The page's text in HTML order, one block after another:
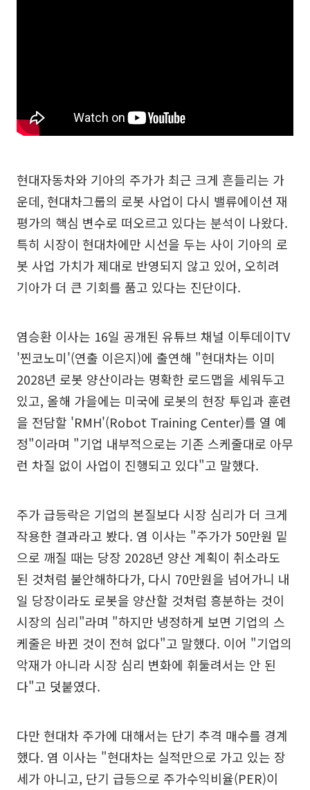
현대자동차와 기아의 주가가 최근 크게 흔들리는 가
운데, 현대차그룹의 로봇 사업이 다시 밸류에이션 재
평가의 핵심 변수로 떠오르고 있다는 분석이 나왔다.
특히 시장이 현대차에만 시선을 두는 사이 기아의 로
봇 사업 가치가 제대로 반영되지 않고 있어, 오히려
기아가 더 큰 기회를 품고 있다는 진단이다.
염승환 이사는 16일 공개된 유튜브 채널 이투데이TV
'찐코노미'(연출 이은지)에 출연해 "현대차는 이미
2028년 로봇 양산이라는 명확한 로드맵을 세워두고
있고, 올해 가을에는 미국에 로봇의 현장 투입과 훈련
을 전담할 'RMH'(Robot Training Center)를 열 예
정"이라며 "기업 내부적으로는 기존 스케줄대로 아무
런 차질 없이 사업이 진행되고 있다"고 말했다.
주가 급등락은 기업의 본질보다 시장 심리가 더 크게
작용한 결과라고 봤다. 염 이사는 "주가가 50만원 밑
으로 깨질 때는 당장 2028년 양산 계획이 취소라도
된 것처럼 불안해하다가, 다시 70만원을 넘어가니 내
일 당장이라도 로봇을 양산할 것처럼 흥분하는 것이
시장의 심리"라며 "하지만 냉정하게 보면 기업의 스
케줄은 바뀐 것이 전혀 없다"고 말했다. 이어 "기업의
악재가 아니라 시장 심리 변화에 휘둘려서는 안 된
다"고 덧붙였다.
다만 현대차 주가에 대해서는 단기 추격 매수를 경계
했다. 염 이사는 "현대차는 실적만으로 가고 있는 장
세가 아니고, 단기 급등으로 주가수익비율(PER)이